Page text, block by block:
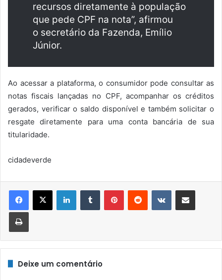
recursos diretamente à população
que pede CPF na nota”, afirmou
o secretário da Fazenda, Emílio
Júnior.
Ao acessar a plataforma, o consumidor pode consultar as
notas fiscais lançadas no CPF, acompanhar os créditos
gerados, verificar o saldo disponível e também solicitar o
resgate diretamente para uma conta bancária de sua
titularidade.
cidadeverde
LinkedinTumblr PinterestReddit VK Compartilhar via e-mail
Imprimir
Deixe um comentário